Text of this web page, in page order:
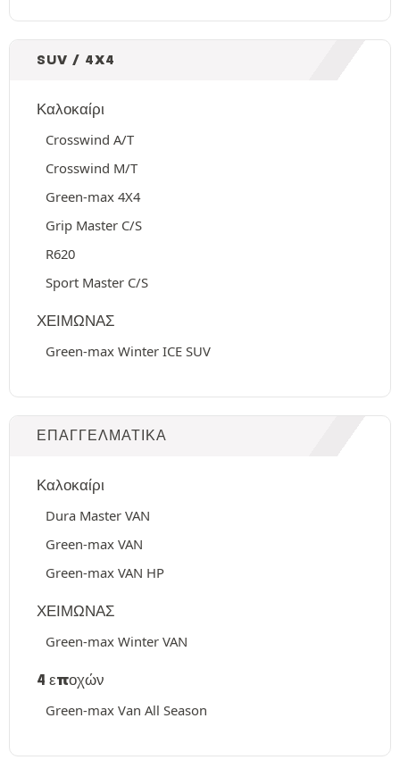
SUV / 4X4
Καλοκαίρι
Crosswind A/T
Crosswind M/T
Green-max 4X4
Grip Master C/S
R620
Sport Master C/S
ΧΕΙΜΩΝΑΣ
Green-max Winter ICE SUV
ΕΠΑΓΓΕΛΜΑΤΙΚΆ
Καλοκαίρι
Dura Master VAN
Green-max VAN
Green-max VAN HP
ΧΕΙΜΩΝΑΣ
Green-max Winter VAN
4 εποχών
Green-max Van All Season